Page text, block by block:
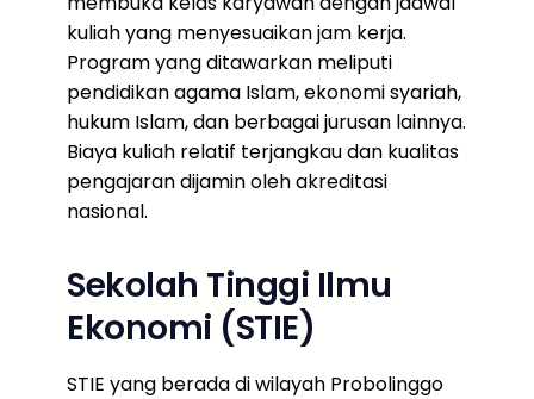
kuliah yang menyesuaikan jam kerja.
Program yang ditawarkan meliputi
pendidikan agama Islam, ekonomi syariah,
hukum Islam, dan berbagai jurusan lainnya.
Biaya kuliah relatif terjangkau dan kualitas
pengajaran dijamin oleh akreditasi
nasional.
Sekolah Tinggi Ilmu
Ekonomi (STIE)
STIE yang berada di wilayah Probolinggo